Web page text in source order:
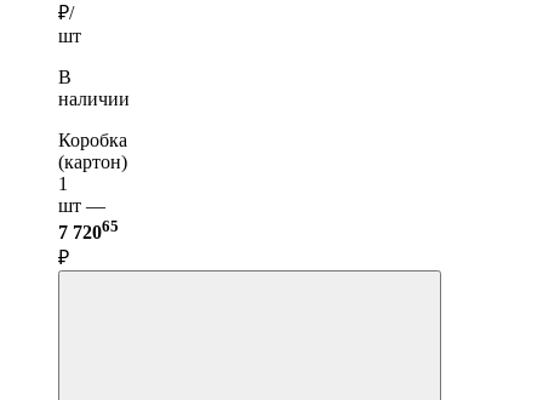
₽/
шт
В
наличии
Коробка
(картон)
1
шт —
7 72065
₽